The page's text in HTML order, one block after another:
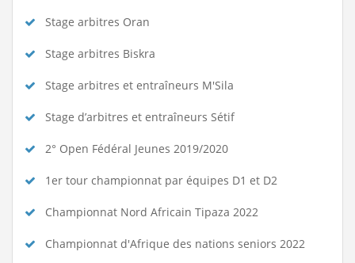
Stage arbitres Oran
Stage arbitres Biskra
Stage arbitres et entraîneurs M'Sila
Stage d’arbitres et entraîneurs Sétif
2° Open Fédéral Jeunes 2019/2020
1er tour championnat par équipes D1 et D2
Championnat Nord Africain Tipaza 2022
Championnat d'Afrique des nations seniors 2022